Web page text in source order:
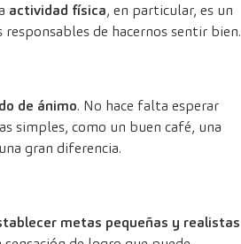
actividad física, en particular, es un
de hacernos sentir bien.
de ánimo. No hace falta esperar
simples, como un buen café, una
gran diferencia.
metas pequeñas y realistas